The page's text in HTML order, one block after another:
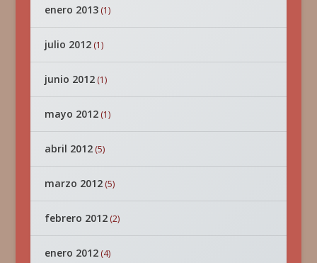
enero 2013(1)
julio 2012(1)
junio 2012(1)
mayo 2012(1)
abril 2012(5)
marzo 2012(5)
febrero 2012(2)
enero 2012(4)